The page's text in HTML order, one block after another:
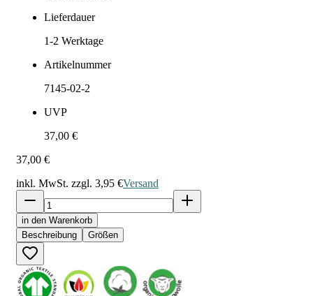
Lieferdauer
1-2 Werktage
Artikelnummer
7145-02-2
UVP
37,00 €
37,00 €
inkl. MwSt. zzgl. 3,95 €Versand
in den Warenkorb
Beschreibung
Größen